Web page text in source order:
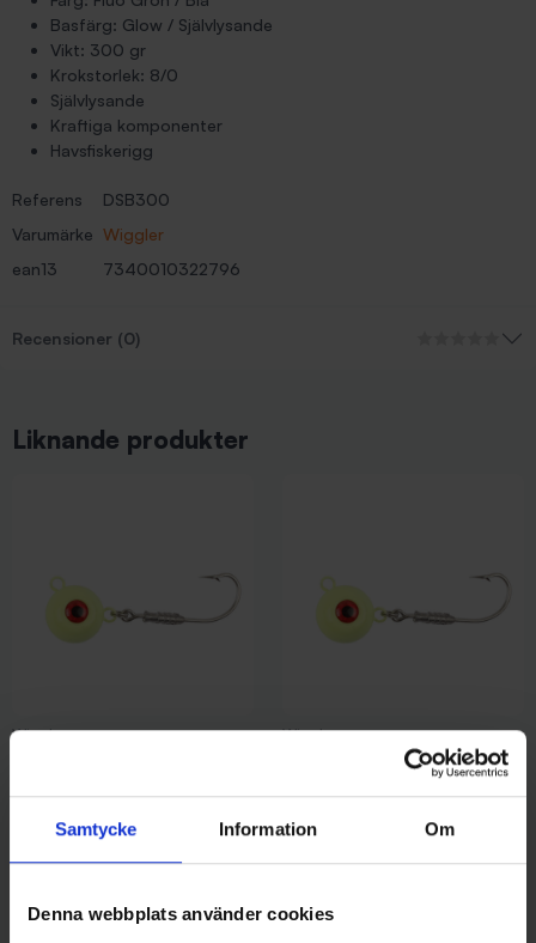
Samtycke Information Om
Denna webbplats använder cookies
Basfärg: Glow / Självlysande
Vikt: 300 gr
Krokstorlek: 8/0
Självlysande
Kraftiga komponenter
Havsfiskerigg
Referens
DSB300
Varumärke Wiggler
ean13
7340010322796
Recensioner (0)
Liknande produkter
Wiggler Wiggler
Wiggler Deep Seeker Glow